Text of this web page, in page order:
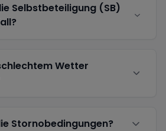
Selbstbeteiligung (SB)
Wetter
Stornobedingungen?